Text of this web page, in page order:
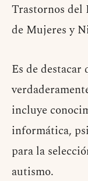
Trastornos del
de Mujeres y
Es de
incluye
informática,
para la
autismo.